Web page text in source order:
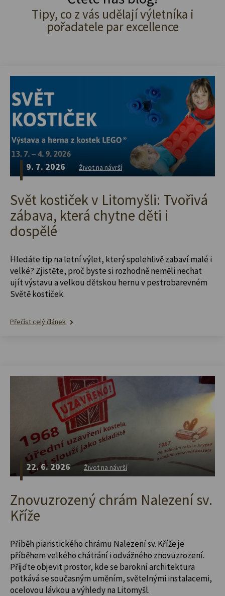
Tipy, co z vás udělají výletníka i
pořadatele par excellence
9. 7. 2026 Život na návrší
Svět kostiček v Litomyšli: Tvořivá
zábava, která chytne děti i
dospělé
Hledáte tip na letní výlet, který spolehlivě zabaví malé i
velké? Zjistěte, proč byste si rozhodně neměli nechat
ujít výstavu a velkou dětskou hernu v pestrobarevném
Světě kostiček.
Přečíst celý článek
22. 6. 2026 Život na návrší
Znovuzrozený chrám Nalezení sv.
Kříže
Příběh piaristického chrámu Nalezení sv. Kříže je
příběhem velkého chátrání i odvážného znovuzrození.
Přijďte objevit prostor, kde se barokní architektura
potkává se současným uměním, světelnými instalacemi,
ocelovou lávkou a výhledy na Litomyšl.